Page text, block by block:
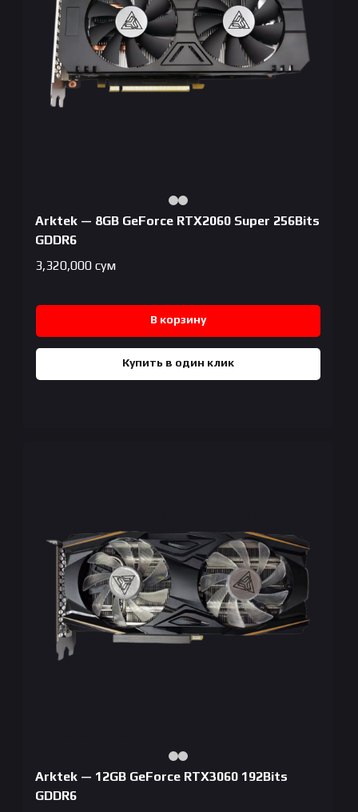
Arktek — 8GB GeForce RTX2060 Super 256Bits
GDDR6
3,320,000 сум
В корзину
Купить в один клик
Arktek — 12GB GeForce RTX3060 192Bits
GDDR6